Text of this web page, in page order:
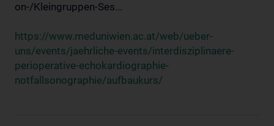
on-/Kleingruppen-Ses...
https://www.meduniwien.ac.at/web/ueber-
uns/events/jaehrliche-events/interdisziplinaere-
perioperative-echokardiographie-
notfallsonographie/aufbaukurs/